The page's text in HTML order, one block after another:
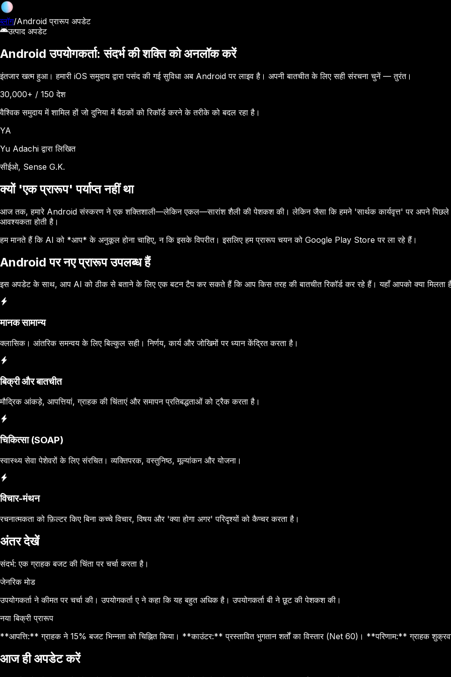
ब्लॉग/Android प्रारूप अपडेट
उत्पाद अपडेट
Android उपयोगकर्ता: संदर्भ की शक्ति को अनलॉक करें
इंतजार खत्म हुआ। हमारी iOS समुदाय द्वारा पसंद की गई सुविधा अब Android पर लाइव है। अपनी बातचीत के लिए सही संरचना चुनें — तुरंत।
30,000+ / 150 देश
वैश्विक समुदाय में शामिल हों जो दुनिया में बैठकों को रिकॉर्ड करने के तरीके को बदल रहा है।
YA
Yu Adachi द्वारा लिखित
सीईओ, Sense G.K.
क्यों 'एक प्रारूप' पर्याप्त नहीं था
आज तक, हमारे Android संस्करण ने एक शक्तिशाली—लेकिन एकल—सारांश शैली की पेशकश की। लेकिन जैसा कि हमने 'सार्थक कार्यवृत्त' पर अपने पिछले
आवश्यकता होती है।
हम मानते हैं कि AI को *आप* के अनुकूल होना चाहिए, न कि इसके विपरीत। इसलिए हम प्रारूप चयन को Google Play Store पर ला रहे हैं।
Android पर नए प्रारूप उपलब्ध हैं
इस अपडेट के साथ, आप AI को ठीक से बताने के लिए एक बटन टैप कर सकते हैं कि आप किस तरह की बातचीत रिकॉर्ड कर रहे हैं। यहाँ आपको क्या मिलता
मानक सामान्य
क्लासिक। आंतरिक समन्वय के लिए बिल्कुल सही। निर्णय, कार्य और जोखिमों पर ध्यान केंद्रित करता है।
बिक्री और बातचीत
मौद्रिक आंकड़े, आपत्तियां, ग्राहक की चिंताएं और समापन प्रतिबद्धताओं को ट्रैक करता है।
चिकित्सा (SOAP)
स्वास्थ्य सेवा पेशेवरों के लिए संरचित। व्यक्तिपरक, वस्तुनिष्ठ, मूल्यांकन और योजना।
विचार-मंथन
रचनात्मकता को फ़िल्टर किए बिना कच्चे विचार, विषय और 'क्या होगा अगर' परिदृश्यों को कैप्चर करता है।
अंतर देखें
संदर्भ: एक ग्राहक बजट की चिंता पर चर्चा करता है।
जेनरिक मोड
उपयोगकर्ता ने कीमत पर चर्चा की। उपयोगकर्ता ए ने कहा कि यह बहुत अधिक है। उपयोगकर्ता बी ने छूट की पेशकश की।
नया बिक्री प्रारूप
**आपत्ति:** ग्राहक ने 15% बजट भिन्नता को चिह्नित किया। **काउंटर:** प्रस्तावित भुगतान शर्तों का विस्तार (Net 60)। **परिणाम:** ग्राहक
आज ही अपडेट करें